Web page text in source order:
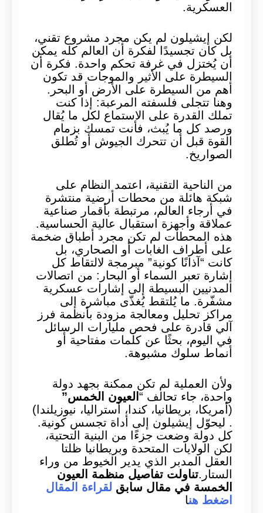
العسكرية.
لكن إيشيلون لم يكن مجرد مشروع تقني،
بل كان تجسيدًا لفكرة أن العالم كله يمكن
أن يُختزل في غرفة تحكم واحدة. فكرة أن
السيطرة على الأثير والموجات قد تكون
أهم من السيطرة على الأرض أو البحر.
وهنا تتجلى فلسفته المرعبة: إذا كنت
تملك القدرة على الاستماع لكل ما يُقال
ورصد كل ما يُبث، فأنت تمسك بزمام
القوة قبل أن تتحرك الجيوش أو تُطلق
الصواريخ.
من الناحية التقنية، اعتمد النظام على
شبكة هائلة من محطات أرضية منتشرة
في أرجاء العالم، مرتبطة بأقمار صناعية
عملاقة وأجهزة استقبال عالية الحساسية.
هذه المحطات لم تكن مجرد أطباق ضخمة
على أطراف الغابات أو الصحاري، بل
كانت “آذانًا كونية” مبرمجة لالتقاط كل
إشارة تعبر السماء أو البحار: من اتصالات
المدنيين البسيطة إلى إشارات عسكرية
مشفّرة. ما يُلتقط يُغذّى مباشرة إلى
مراكز تحليل ومعالجة مزودة بأنظمة فرز
آلي قادرة على فحص مليارات الرسائل
في اليوم، بحثًا عن كلمات مفتاحية أو
أنماط سلوك مشبوهة.
ولأن العملية لم تكن ممكنة بجهد دولة
واحدة، جاء تحالف “ العيون الخمس”
(أمريكا، بريطانيا، كندا، أستراليا، نيوزيلندا)
. ليحوّل إيشيلون إلى أداة تجسس كونية.
كل دولة وضعت جزءًا من البنية التحتية،
لكن الولايات المتحدة وبريطانيا ظلتا
العقل المدبر الذي يدير الخيوط من وراء
الستار.تناولت تفاصيل منظمة العيون
الخمسة في مقال سابق لقراءة المقال
اضغط هنا